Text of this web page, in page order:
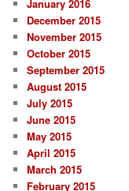
January 2016
December 2015
November 2015
October 2015
September 2015
August 2015
July 2015
June 2015
May 2015
April 2015
March 2015
February 2015